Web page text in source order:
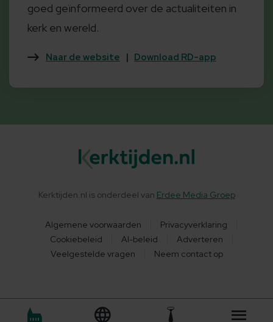
goed geïnformeerd over de actualiteiten in
kerk en wereld.
Naar de website | Download RD-app
Kerktijden.nl is onderdeel van Erdee Media Groep
Algemene voorwaarden
Privacyverklaring
Cookiebeleid
AI-beleid
Adverteren
Veelgestelde vragen
Neem contact op